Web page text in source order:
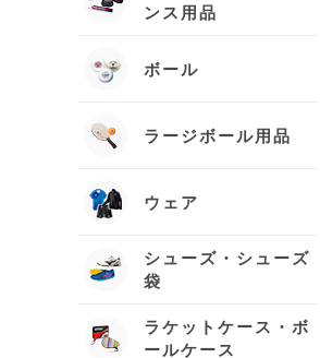
ンス用品
ボール
ラージボール用品
ウェア
シューズ・シューズ
袋
ラケットケース・ボ
ールケース